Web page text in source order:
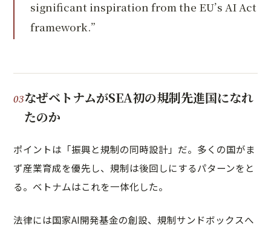
significant inspiration from the EU’s AI Act
framework.”
なぜベトナムがSEA初の規制先進国になれ
たのか
ポイントは「振興と規制の同時設計」だ。多くの国がま
ず産業育成を優先し、規制は後回しにするパターンをと
る。ベトナムはこれを一体化した。
法律には国家AI開発基金の創設、規制サンドボックスへ